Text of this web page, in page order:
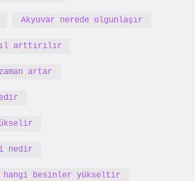
Akyuvar nerede olgunlaşır
arttırılır
artar
nedir
hangi besinler yükseltir